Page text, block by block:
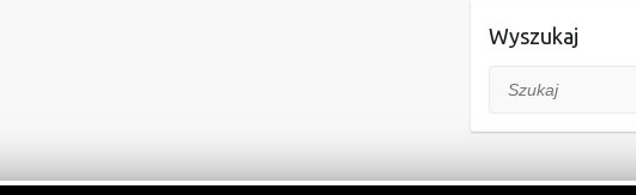
Wyszukaj
Szukaj